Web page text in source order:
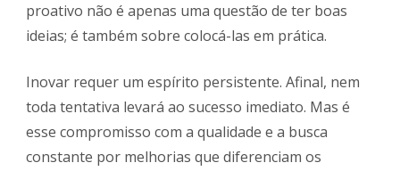
proativo não é apenas uma questão de ter boas
ideias; é também sobre colocá-las em prática.
Inovar requer um espírito persistente. Afinal, nem
toda tentativa levará ao sucesso imediato. Mas é
esse compromisso com a qualidade e a busca
constante por melhorias que diferenciam os